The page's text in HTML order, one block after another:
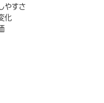
やすさ
化